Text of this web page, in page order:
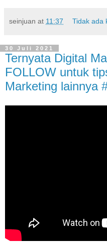
seinjuan at 11:37 Tidak ada
30 Juli 2021
Ternyata Digital
FOLLOW untuk
Marketing lainnya